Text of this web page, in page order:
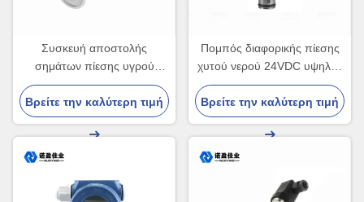
Συσκευή αποστολής
σημάτων πίεσης υγρού
αερίου συσκευών
αποστολής σημάτων IP65
αισθητήρων πίεσης
NP93420 316L
Βρείτε την καλύτερη τιμή
Πομπός διαφορικής πίεσης
χυτού νερού 24VDC υψηλής
ευαισθησίας
Βρείτε την καλύτερη τιμή